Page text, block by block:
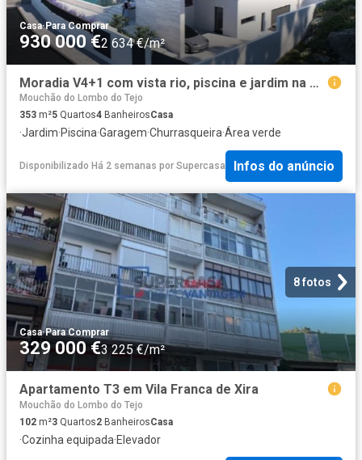
Casa·Para Comprar
930 000 €2 634 €/m²
Moradia V4+1 com vista rio, piscina e jardim na Quinta dos Fidalgos, Vila Franca de Xira
Mouchão do Lombo do Tejo
353 m²5 Quartos4 BanheirosCasa
·Jardim·Piscina·Garagem·Churrasqueira·Área verde
Disponibilizado Há 2 semanas por Supercasa Infos do anúncio
8 fotos
Casa·Para Comprar
329 000 €3 225 €/m²
Apartamento T3 em Vila Franca de Xira
Mouchão do Lombo do Tejo
102 m²3 Quartos2 BanheirosCasa
·Cozinha equipada·Elevador